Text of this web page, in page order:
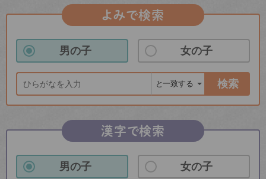
よみで検索
男の子 女の子
検索
漢字で検索
男の子 女の子